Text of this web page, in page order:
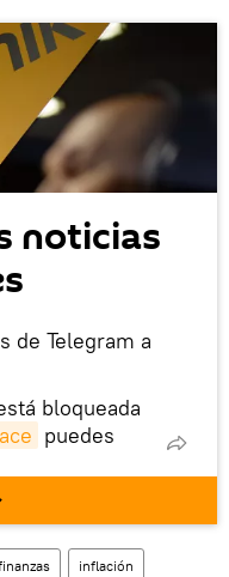
noticias
de Telegram a
bloqueada
puedes
en la red
inflación